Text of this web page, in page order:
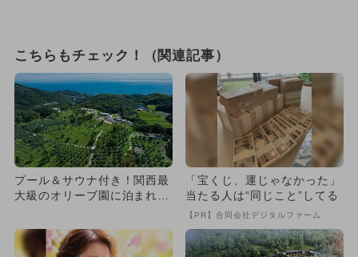
こちらもチェック！（関連記事）
プール＆サウナ付き！関西最
大級のオリーブ園に泊まれる
O...
「宝くじ、運じゃなかった」
当たる人は“同じこと”してる
【PR】合同会社デジタルファーム